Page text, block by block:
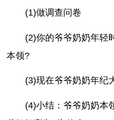
(1)做调查问卷
(2)你的爷爷奶奶年轻
本领?
(3)现在爷爷奶奶年纪
(4)小结：爷爷奶奶本